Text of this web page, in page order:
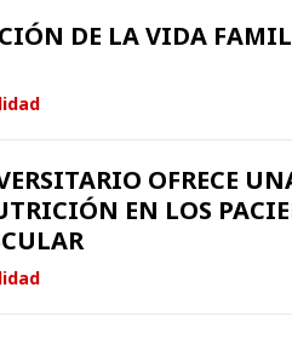
DE LA VIDA
OFRECE
EN LOS